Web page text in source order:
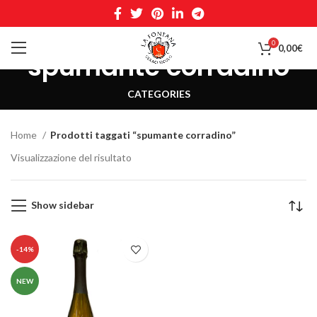
0 0,00€
spumante corradino
CATEGORIES
Home
Prodotti taggati “spumante corradino”
Visualizzazione del risultato
Show sidebar
-14%
NEW